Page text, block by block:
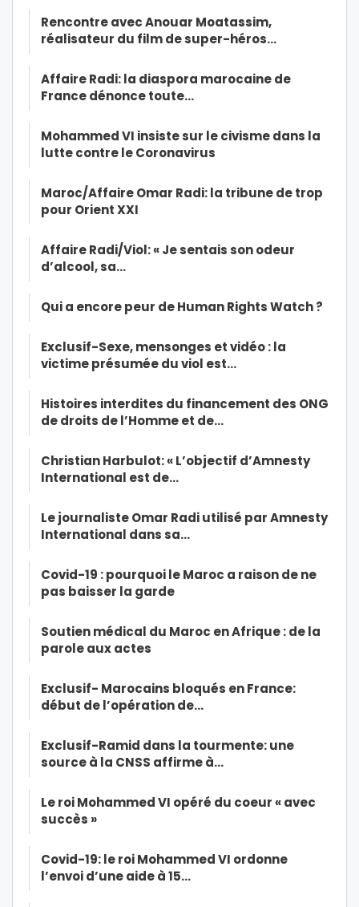
Rencontre avec Anouar Moatassim,
réalisateur du film de super-héros…
Affaire Radi: la diaspora marocaine de
France dénonce toute…
Mohammed VI insiste sur le civisme dans la
lutte contre le Coronavirus
Maroc/Affaire Omar Radi: la tribune de trop
pour Orient XXI
Affaire Radi/Viol: « Je sentais son odeur
d’alcool, sa…
Qui a encore peur de Human Rights Watch ?
Exclusif-Sexe, mensonges et vidéo : la
victime présumée du viol est…
Histoires interdites du financement des ONG
de droits de l’Homme et de…
Christian Harbulot: « L’objectif d’Amnesty
International est de…
Le journaliste Omar Radi utilisé par Amnesty
International dans sa…
Covid-19 : pourquoi le Maroc a raison de ne
pas baisser la garde
Soutien médical du Maroc en Afrique : de la
parole aux actes
Exclusif- Marocains bloqués en France:
début de l’opération de…
Exclusif-Ramid dans la tourmente: une
source à la CNSS affirme à…
Le roi Mohammed VI opéré du coeur « avec
succès »
Covid-19: le roi Mohammed VI ordonne
l’envoi d’une aide à 15…